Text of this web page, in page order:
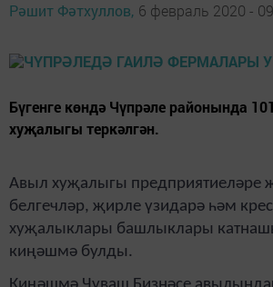
Рәшит Фәтхуллов, 6 февраль 2020 -
Бүгенге көндә Чүпрәле районында
хуҗалыгы теркәлгән.
Авыл хуҗалыгы предприятиеләре
белгечләр, җирле үзидарә һәм
хуҗалыклары башлыклары
киңәшмә булды.